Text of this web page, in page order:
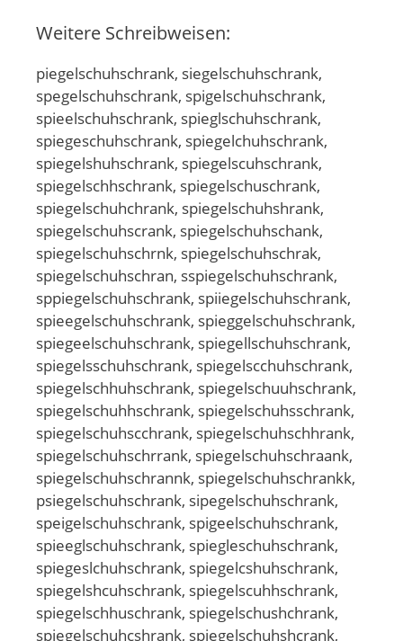
Weitere Schreibweisen:
piegelschuhschrank, siegelschuhschrank,
spegelschuhschrank, spigelschuhschrank,
spieelschuhschrank, spieglschuhschrank,
spiegeschuhschrank, spiegelchuhschrank,
spiegelshuhschrank, spiegelscuhschrank,
spiegelschhschrank, spiegelschuschrank,
spiegelschuhchrank, spiegelschuhshrank,
spiegelschuhscrank, spiegelschuhschank,
spiegelschuhschrnk, spiegelschuhschrak,
spiegelschuhschran, sspiegelschuhschrank,
sppiegelschuhschrank, spiiegelschuhschrank,
spieegelschuhschrank, spieggelschuhschrank,
spiegeelschuhschrank, spiegellschuhschrank,
spiegelsschuhschrank, spiegelscchuhschrank,
spiegelschhuhschrank, spiegelschuuhschrank,
spiegelschuhhschrank, spiegelschuhsschrank,
spiegelschuhscchrank, spiegelschuhschhrank,
spiegelschuhschrrank, spiegelschuhschraank,
spiegelschuhschrannk, spiegelschuhschrankk,
psiegelschuhschrank, sipegelschuhschrank,
speigelschuhschrank, spigeelschuhschrank,
spieeglschuhschrank, spiegleschuhschrank,
spiegeslchuhschrank, spiegelcshuhschrank,
spiegelshcuhschrank, spiegelscuhhschrank,
spiegelschhuschrank, spiegelschushchrank,
spiegelschuhcshrank, spiegelschuhshcrank,